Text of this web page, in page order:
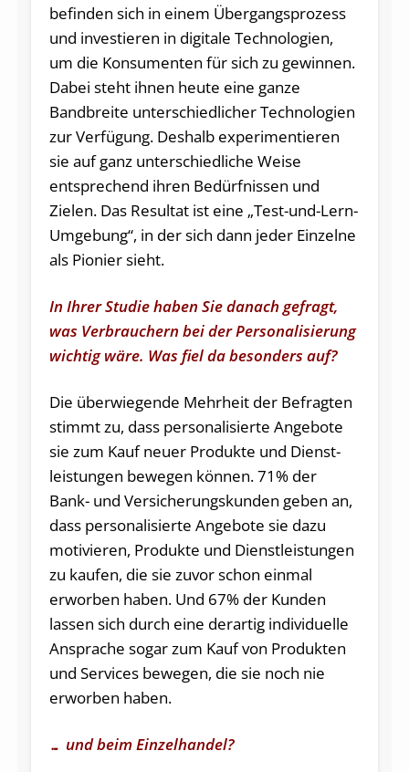
befinden sich in einem Übergangsprozess
und investieren in digitale Technologien,
um die Konsumenten für sich zu gewinnen.
Dabei steht ihnen heute eine ganze
Bandbreite unterschiedlicher Technologien
zur Verfügung. Deshalb experimentieren
sie auf ganz unterschiedliche Weise
entsprechend ihren Bedürfnissen und
Zielen. Das Resultat ist eine „Test-und-Lern-
Umgebung“, in der sich dann jeder Einzelne
als Pionier sieht.
In Ihrer Studie haben Sie danach gefragt,
was Verbrauchern bei der Personalisierung
wichtig wäre. Was fiel da besonders auf?
Die überwiegende Mehrheit der Befragten
stimmt zu, dass personalisierte Angebote
sie zum Kauf neuer Produkte und Dienst­
leist­ungen bewegen können. 71% der
Bank- und Versicherungskunden geben an,
dass personalisierte Angebote sie dazu
motivieren, Produkte und Dienstleistungen
zu kaufen, die sie zuvor schon einmal
erworben haben. Und 67% der Kunden
lassen sich durch eine derartig individuelle
Ansprache sogar zum Kauf von Produkten
und Services bewegen, die sie noch nie
erworben haben.
… und beim Einzelhandel?